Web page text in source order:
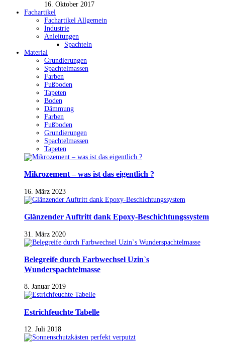
16. Oktober 2017
Fachartikel
Fachartikel Allgemein
Industrie
Anleitungen
Spachteln
Material
Grundierungen
Spachtelmassen
Farben
Fußboden
Tapeten
Boden
Dämmung
Farben
Fußboden
Grundierungen
Spachtelmassen
Tapeten
Mikrozement – was ist das eigentlich ?
16. März 2023
Glänzender Auftritt dank Epoxy-Beschichtungssystem
31. März 2020
Belegreife durch Farbwechsel Uzin`s
Wunderspachtelmasse
8. Januar 2019
Estrichfeuchte Tabelle
12. Juli 2018